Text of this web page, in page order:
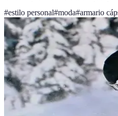
#estilo personal#moda#armario